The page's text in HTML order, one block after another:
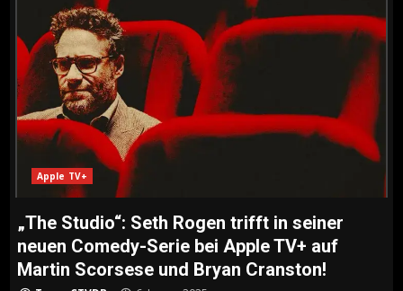
Apple TV+
„The Studio“: Seth Rogen trifft in seiner
neuen Comedy-Serie bei Apple TV+ auf
Martin Scorsese und Bryan Cranston!